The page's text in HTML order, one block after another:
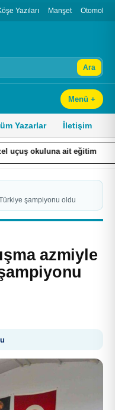
Yazıları Manşet Otomobil
Ara
Menü +
Yazarlar İletişim
ait eğitim uçağı pistten
şampiyonu oldu
azmiyle